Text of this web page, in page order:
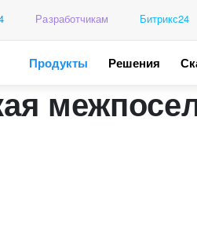
Разработчикам Битрикс24
Продукты Решения